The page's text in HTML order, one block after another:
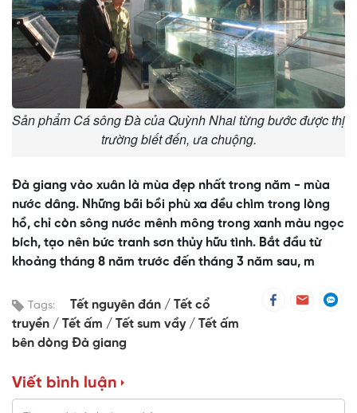
Sản phẩm Cá sông Đà của Quỳnh Nhai từng bước được thị
trường biết đến, ưa chuộng.
Đà giang vào xuân là mùa đẹp nhất trong năm - mùa
nước dâng. Những bãi bồi phù xa đều chìm trong lòng
hồ, chỉ còn sông nước mênh mông trong xanh màu ngọc
bích, tạo nên bức tranh sơn thủy hữu tình. Bắt đầu từ
khoảng tháng 8 năm trước đến tháng 3 năm sau, m
Tags: Tết nguyên đán
Tết cổ
truyền
Tết ấm Tết sum vầy
Tết ấm
bên dòng Đà giang
Viết bình luận